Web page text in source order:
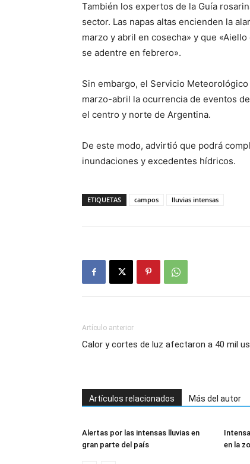
También los expertos de la Guía
sector. Las napas altas encienden la
marzo y abril en cosecha» y que
se adentre en febrero».
Sin embargo, el Servicio
marzo-abril la ocurrencia de eventos
el centro y norte de Argentina.
De este modo, advirtió que podrá
inundaciones y excedentes hídricos.
ETIQUETAS campos lluvias intensas
Artículo anterior
Calor y cortes de luz afectaron a 40 mil
Artículos relacionados Más del autor
Alertas por las intensas lluvias en
gran parte del país
en la